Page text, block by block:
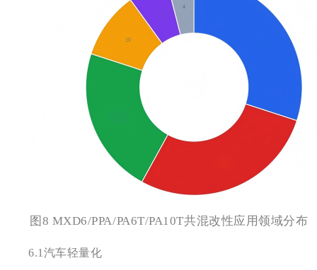
图8 MXD6/PPA/PA6T/PA10T共混改性应用领域分布
6.1 汽车轻量化